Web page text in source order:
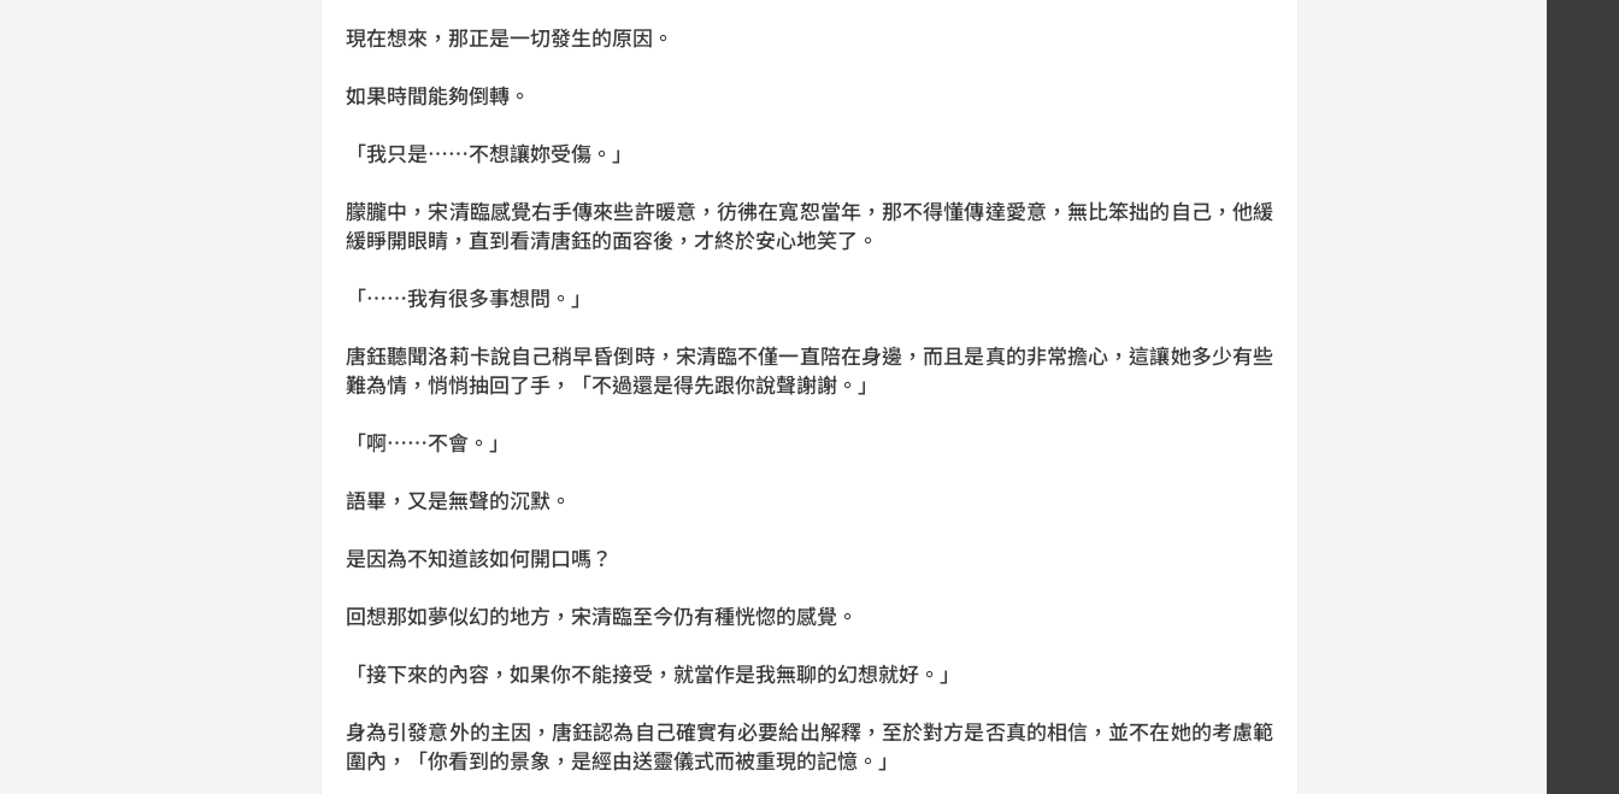
現在想來，那正是一切發生的原因。
如果時間能夠倒轉。
「我只是……不想讓妳受傷。」
朦朧中，宋清臨感覺右手傳來些許暖意，彷彿在寬恕當年，那不得懂傳達愛意，無比笨拙的自己，他緩
緩睜開眼睛，直到看清唐鈺的面容後，才終於安心地笑了。
「……我有很多事想問。」
唐鈺聽聞洛莉卡說自己稍早昏倒時，宋清臨不僅一直陪在身邊，而且是真的非常擔心，這讓她多少有些
難為情，悄悄抽回了手，「不過還是得先跟你說聲謝謝。」
「啊……不會。」
語畢，又是無聲的沉默。
是因為不知道該如何開口嗎？
回想那如夢似幻的地方，宋清臨至今仍有種恍惚的感覺。
「接下來的內容，如果你不能接受，就當作是我無聊的幻想就好。」
身為引發意外的主因，唐鈺認為自己確實有必要給出解釋，至於對方是否真的相信，並不在她的考慮範
圍內，「你看到的景象，是經由送靈儀式而被重現的記憶。」